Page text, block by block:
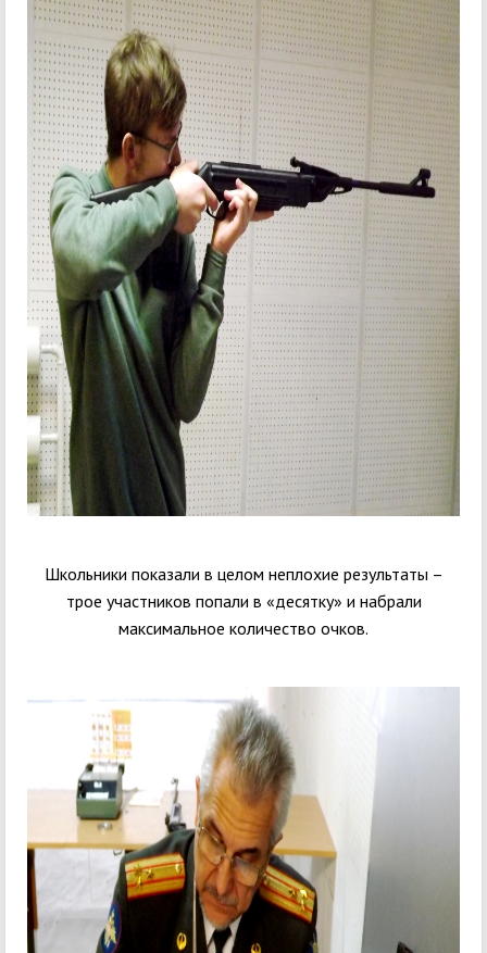
Школьники показали в целом неплохие результаты –
трое участников попали в «десятку» и набрали
максимальное количество очков.